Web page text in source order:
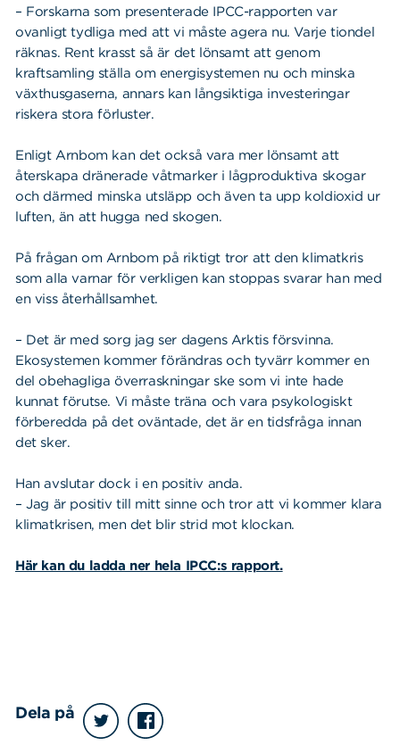
– Forskarna som presenterade IPCC-rapporten var
ovanligt tydliga med att vi måste agera nu. Varje tiondel
räknas. Rent krasst så är det lönsamt att genom
kraftsamling ställa om energisystemen nu och minska
växthusgaserna, annars kan långsiktiga investeringar
riskera stora förluster.
Enligt Arnbom kan det också vara mer lönsamt att
återskapa dränerade våtmarker i lågproduktiva skogar
och därmed minska utsläpp och även ta upp koldioxid ur
luften, än att hugga ned skogen.
På frågan om Arnbom på riktigt tror att den klimatkris
som alla varnar för verkligen kan stoppas svarar han med
en viss återhållsamhet.
– Det är med sorg jag ser dagens Arktis försvinna.
Ekosystemen kommer förändras och tyvärr kommer en
del obehagliga överraskningar ske som vi inte hade
kunnat förutse. Vi måste träna och vara psykologiskt
förberedda på det oväntade, det är en tidsfråga innan
det sker.
Han avslutar dock i en positiv anda.
– Jag är positiv till mitt sinne och tror att vi kommer klara
klimatkrisen, men det blir strid mot klockan.
Här kan du ladda ner hela IPCC:s rapport.
Dela på